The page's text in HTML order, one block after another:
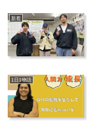
新着
1日1物語